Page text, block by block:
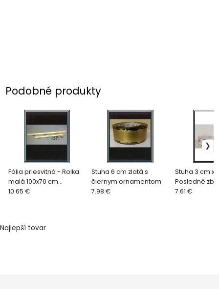
Podobné produkty
Fólia priesvitná - Rolka
malá 100x70 cm
celofánov
10.65 €
Stuha 6 cm zlatá s
čiernym ornamentom
7.98 €
Stuha 3 cm
Posledné
7.61 €
Najlepší tovar